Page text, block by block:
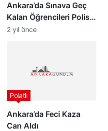
Ankara’da Sınava Geç
Kalan Öğrencileri Polis
Yetiştirdi
2 yıl önce
Ankara’da Feci Kaza
Can Aldı
Polatlı